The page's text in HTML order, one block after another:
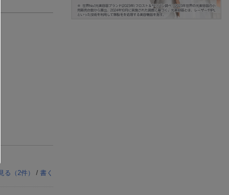
る（ 2件） / 書く